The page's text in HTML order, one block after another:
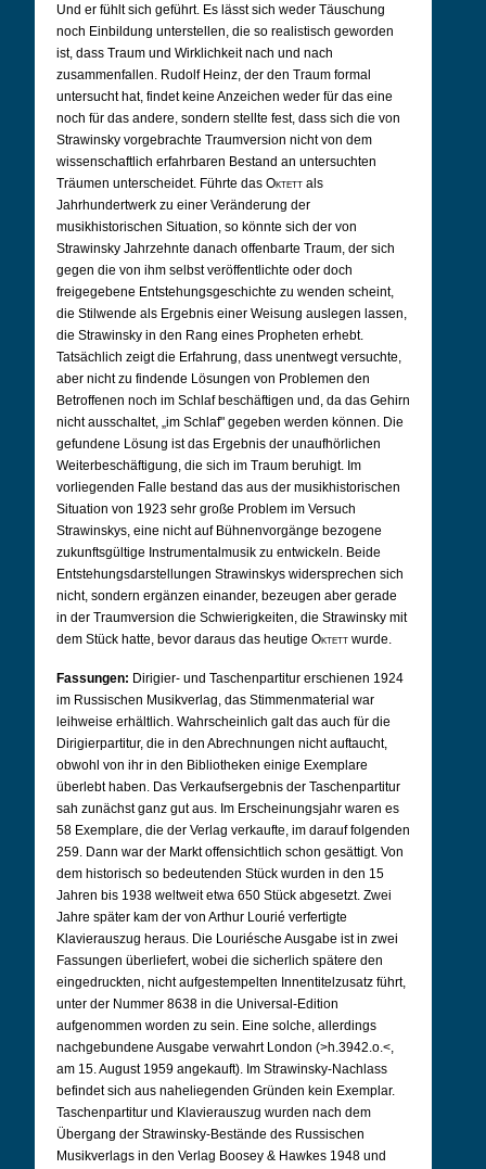
Und er fühlt sich geführt. Es lässt sich weder Täuschung
noch Einbildung unterstellen, die so realistisch geworden
ist, dass Traum und Wirklichkeit nach und nach
zusammenfallen. Rudolf Heinz, der den Traum formal
untersucht hat, findet keine Anzeichen weder für das eine
noch für das andere, sondern stellte fest, dass sich die von
Strawinsky vorgebrachte Traumversion nicht von dem
wissenschaftlich erfahrbaren Bestand an untersuchten
Träumen unterscheidet. Führte das Oktett als
Jahrhundertwerk zu einer Veränderung der
musikhistorischen Situation, so könnte sich der von
Strawinsky Jahrzehnte danach offenbarte Traum, der sich
gegen die von ihm selbst veröffentlichte oder doch
freigegebene Entstehungsgeschichte zu wenden scheint,
die Stilwende als Ergebnis einer Weisung auslegen lassen,
die Strawinsky in den Rang eines Propheten erhebt.
Tatsächlich zeigt die Erfahrung, dass unentwegt versuchte,
aber nicht zu findende Lösungen von Problemen den
Betroffenen noch im Schlaf beschäftigen und, da das Gehirn
nicht ausschaltet, „im Schlaf" gegeben werden können. Die
gefundene Lösung ist das Ergebnis der unaufhörlichen
Weiterbeschäftigung, die sich im Traum beruhigt. Im
vorliegenden Falle bestand das aus der musikhistorischen
Situation von 1923 sehr große Problem im Versuch
Strawinskys, eine nicht auf Bühnenvorgänge bezogene
zukunftsgültige Instrumentalmusik zu entwickeln. Beide
Entstehungsdarstellungen Strawinskys widersprechen sich
nicht, sondern ergänzen einander, bezeugen aber gerade
in der Traumversion die Schwierigkeiten, die Strawinsky mit
dem Stück hatte, bevor daraus das heutige Oktett wurde.
Fassungen: Dirigier- und Taschenpartitur erschienen 1924
im Russischen Musikverlag, das Stimmenmaterial war
leihweise erhältlich. Wahrscheinlich galt das auch für die
Dirigierpartitur, die in den Abrechnungen nicht auftaucht,
obwohl von ihr in den Bibliotheken einige Exemplare
überlebt haben. Das Verkaufsergebnis der Taschenpartitur
sah zunächst ganz gut aus. Im Erscheinungsjahr waren es
58 Exemplare, die der Verlag verkaufte, im darauf folgenden
259. Dann war der Markt offensichtlich schon gesättigt. Von
dem historisch so bedeutenden Stück wurden in den 15
Jahren bis 1938 weltweit etwa 650 Stück abgesetzt. Zwei
Jahre später kam der von Arthur Lourié verfertigte
Klavierauszug heraus. Die Louriésche Ausgabe ist in zwei
Fassungen überliefert, wobei die sicherlich spätere den
eingedruckten, nicht aufgestempelten Innentitelzusatz führt,
unter der Nummer 8638 in die Universal-Edition
aufgenommen worden zu sein. Eine solche, allerdings
nachgebundene Ausgabe verwahrt London (>h.3942.o.<,
am 15. August 1959 angekauft). Im Strawinsky-Nachlass
befindet sich aus naheliegenden Gründen kein Exemplar.
Taschenpartitur und Klavierauszug wurden nach dem
Übergang der Strawinsky-Bestände des Russischen
Musikverlags in den Verlag Boosey & Hawkes 1948 und